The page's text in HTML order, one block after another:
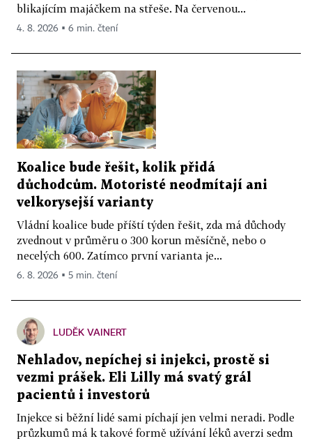
blikajícím majáčkem na střeše. Na červenou...
4. 8. 2026 ▪ 6 min. čtení
Koalice bude řešit, kolik přidá
důchodcům. Motoristé neodmítají ani
velkorysejší varianty
Vládní koalice bude příští týden řešit, zda má důchody
zvednout v průměru o 300 korun měsíčně, nebo o
necelých 600. Zatímco první varianta je...
6. 8. 2026 ▪ 5 min. čtení
LUDĚK VAINERT
Nehladov, nepíchej si injekci, prostě si
vezmi prášek. Eli Lilly má svatý grál
pacientů i investorů
Injekce si běžní lidé sami píchají jen velmi neradi. Podle
průzkumů má k takové formě užívání léků averzi sedm